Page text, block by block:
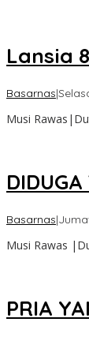
Lansia
Basarnas|
Musi
Basarnas|
Musi Rawas
PRIA